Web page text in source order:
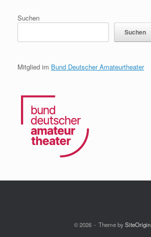
Suchen
Suchen
Mitglied im Bund Deutscher Amateurtheater
© 2026 Theme bySiteOrigin